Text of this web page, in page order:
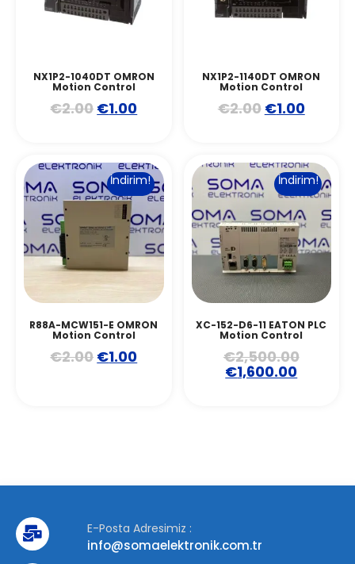
NX1P2-1040DT OMRON
Motion Control
€2.00 €1.00
NX1P2-1140DT OMRON
Motion Control
€2.00 €1.00
İndirim!
R88A-MCW151-E OMRON
Motion Control
€2.00 €1.00
İndirim!
XC-152-D6-11 EATON PLC
Motion Control
€2,500.00
€1,600.00
E-Posta Adresimiz :
info@somaelektronik.com.tr